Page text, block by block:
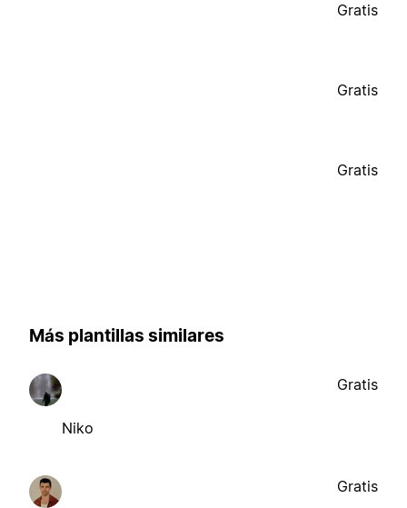
Gratis
Gratis
Gratis
Más plantillas similares
Niko
Gratis
Gratis